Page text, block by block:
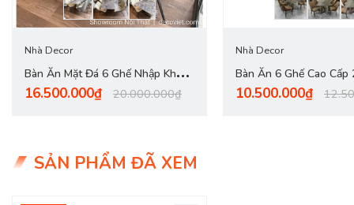
Nhà Decor
Bàn Ăn Mặt Đá 6 Ghế Nhập Khẩu
2818S
16.500.000₫ 20.000.000₫
Nhà Decor
Bàn Ăn 6 Ghế Cao Cấp
10.500.000₫
SẢN PHẨM ĐÃ XEM